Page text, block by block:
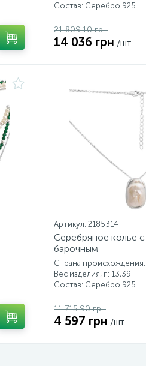
Состав: Серебро 925
21 809.10 грн
14 036 грн /шт.
Артикул: 2185314
Серебряное колье
барочным
Страна происхождения:
Вес изделия, г.: 13,39
Состав: Серебро 925
11 715.90 грн
4 597 грн /шт.